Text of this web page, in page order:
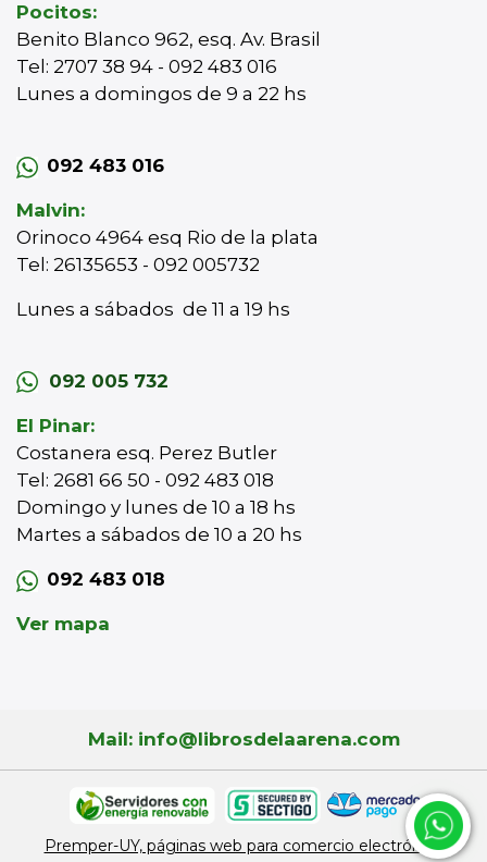
Pocitos:
Benito Blanco 962, esq. Av. Brasil
Tel: 2707 38 94 - 092 483 016
Lunes a domingos de 9 a 22 hs
092 483 016
Malvin:
Orinoco 4964 esq Rio de la plata
Tel: 26135653 - 092 005732
Lunes a sábados de 11 a 19 hs
092 005 732
El Pinar:
Costanera esq. Perez Butler
Tel: 2681 66 50 - 092 483 018
Domingo y lunes de 10 a 18 hs
Martes a sábados de 10 a 20 hs
092 483 018
Ver mapa
Mail: info@librosdelaarena.com
Premper-UY, páginas web para comercio electrónico